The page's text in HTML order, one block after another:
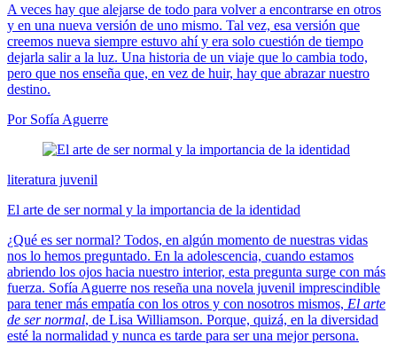
A veces hay que alejarse de todo para volver a encontrarse en otros
y en una nueva versión de uno mismo. Tal vez, esa versión que
creemos nueva siempre estuvo ahí y era solo cuestión de tiempo
dejarla salir a la luz. Una historia de un viaje que lo cambia todo,
pero que nos enseña que, en vez de huir, hay que abrazar nuestro
destino.
Por Sofía Aguerre
literatura juvenil
El arte de ser normal y la importancia de la identidad
¿Qué es ser normal? Todos, en algún momento de nuestras vidas
nos lo hemos preguntado. En la adolescencia, cuando estamos
abriendo los ojos hacia nuestro interior, esta pregunta surge con más
fuerza. Sofía Aguerre nos reseña una novela juvenil imprescindible
para tener más empatía con los otros y con nosotros mismos, El arte
de ser normal, de Lisa Williamson. Porque, quizá, en la diversidad
esté la normalidad y nunca es tarde para ser una mejor persona.